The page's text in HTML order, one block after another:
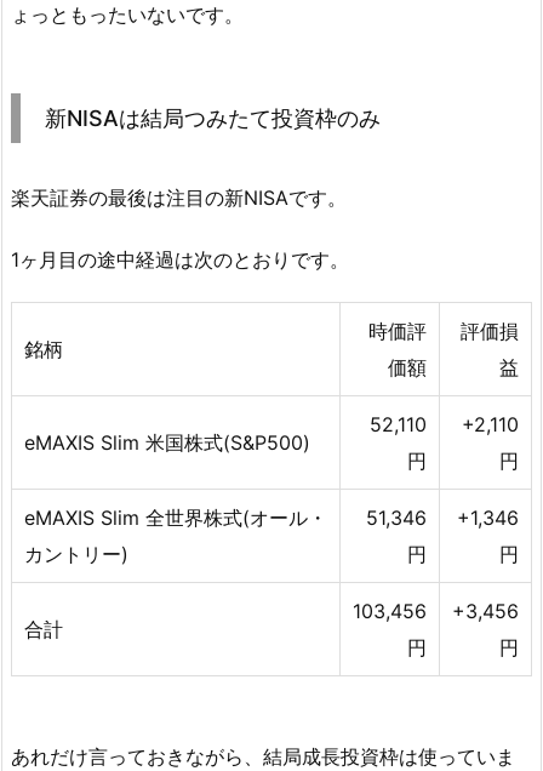
ょっともったいないです。
新NISAは結局つみたて投資枠のみ
楽天証券の最後は注目の新NISAです。
1ヶ月目の途中経過は次のとおりです。
銘柄
時価評
価額
評価損
益
eMAXIS Slim 米国株式(S&P500)
52,110
円
+2,110
円
eMAXIS Slim 全世界株式(オール・
カントリー)
51,346
円
+1,346
円
合計
103,456
円
+3,456
円
あれだけ言っておきながら、結局成長投資枠は使っていま